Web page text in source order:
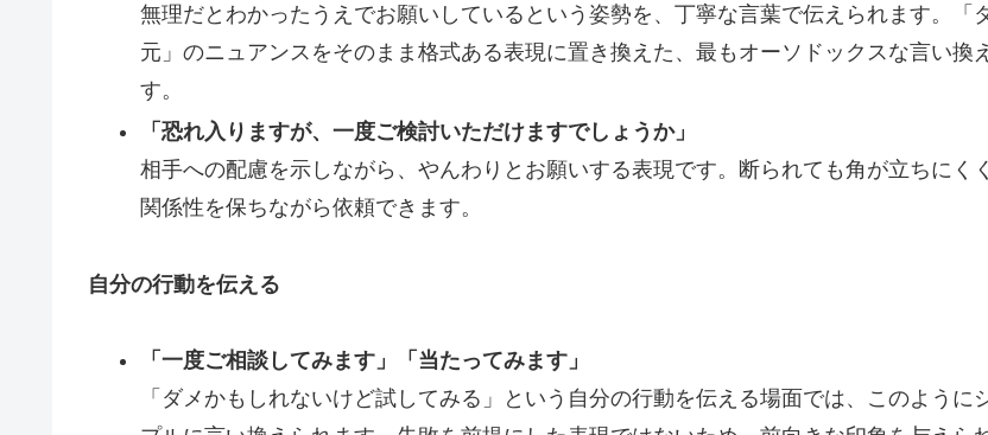
無理だとわかったうえでお願いしているという姿勢を、丁寧な言葉で伝えられます。「
元」のニュアンスをそのまま格式ある表現に置き換えた、最もオーソドックスな言い換
す。
「恐れ入りますが、一度ご検討いただけますでしょうか」
相手への配慮を示しながら、やんわりとお願いする表現です。断られても角が立ちにくく
関係性を保ちながら依頼できます。
自分の行動を伝える
「一度ご相談してみます」「当たってみます」
「ダメかもしれないけど試してみる」という自分の行動を伝える場面では、このように